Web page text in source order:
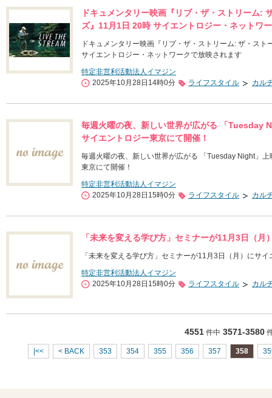
ドキュメンタリー映画『リブ・ザ・ストリーム:
ズ』11月1日 20時 サイエントロジー・ネットワ
ドキュメンタリー映画『リブ・ザ・ストリーム: ザ・ス
サイエントロジー・ネットワークで放映されます
特定非営利活動法人イマジン
2025年10月28日14時0分
ライフスタイル カル
毎週火曜の夜、新しい世界が広がる 「Tuesday
サイエントロジー東京にて開催！
毎週火曜の夜、新しい世界が広がる 「Tuesday Night」
東京にて開催！
特定非営利活動法人イマジン
2025年10月28日15時0分
ライフスタイル カル
「未来を変える学び方」セミナーが11月3日（
「未来を変える学び方」セミナーが11月3日（月）にサ
特定非営利活動法人イマジン
2025年10月28日15時0分
ライフスタイル カル
4551件中 3571-3580
|<< < BACK 353 354 355 356 357 358